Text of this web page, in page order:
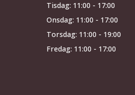
Tisdag: 11:00 - 17:00
Onsdag: 11:00 - 17:00
Torsdag: 11:00 - 19:00
Fredag: 11:00 - 17:00